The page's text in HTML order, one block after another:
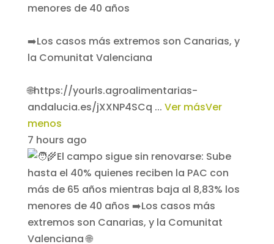
menores de 40 años
➡️Los casos más extremos son Canarias, y
la Comunitat Valenciana
🌐https://yourls.agroalimentarias-
andalucia.es/jXXNP4SCq ... Ver másVer
menos
7 hours ago